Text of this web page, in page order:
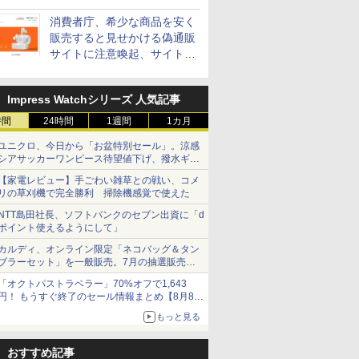
消費者庁、希少な商品を安く
販売すると見せかける偽通販
サイトに注意喚起、サイト名
Impress Watchシリーズ 人気記事
24時間 1週間 1カ月
ニクロ、今日から「お盆特別セール」。涼感
アサッカーワンピース待望値下げ、撥水ギア
ョーツは1990円に
家電レビュー】手ごわい雑草との戦い、コメ
の草刈機で完全勝利 掃除機感覚で使えた
島田社長、ソフトバンクのセブン出資に「d
イント使えるようにして」
ルディ、オンライン限定「ネコバッグ＆タン
ラーセット」を一般販売。7月の抽選販売の
選無効分
オクトパストラベラー」70%オフで1,643
！ もうすぐ終了のセール情報まとめ【8月8日
ンテンドーeショップでは「大神 絶景版」が
もっと見る
おすすめ記事